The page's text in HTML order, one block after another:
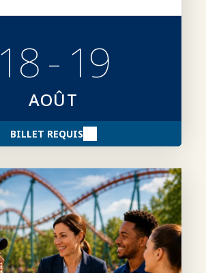
18 - 19
AOÛT
BILLET REQUIS